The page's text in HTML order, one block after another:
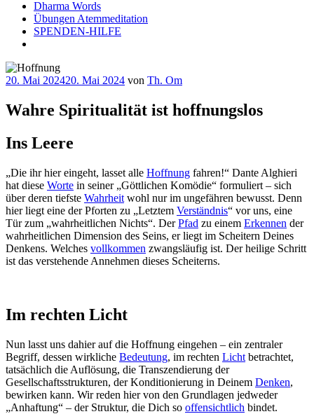
Dharma Words
Übungen Atemmeditation
SPENDEN-HILFE
Veröffentlicht
20. Mai 202420. Mai 2024 von Th. Om
Wahre Spiritualität ist hoffnungslos
Ins Leere
„Die ihr hier eingeht, lasset alle Hoffnung fahren!“ Dante Alghieri
hat diese Worte in seiner „Göttlichen Komödie“ formuliert – sich
über deren tiefste Wahrheit wohl nur im ungefähren bewusst. Denn
hier liegt eine der Pforten zu „Letztem Verständnis“ vor uns, eine
Tür zum „wahrheitlichen Nichts“. DerPfad zu einem Erkennen der
wahrheitlichen Dimension des Seins, er liegt im Scheitern Deines
Denkens. Welches vollkommen zwangsläufig ist. Der heilige Schritt
ist das verstehende Annehmen dieses Scheiterns.
Im rechten Licht
Nun lasst uns dahier auf die Hoffnung eingehen – ein zentraler
Begriff, dessen wirkliche Bedeutung, im rechten Licht betrachtet,
tatsächlich die Auflösung, die Transzendierung der
Gesellschaftsstrukturen, der Konditionierung in Deinem Denken,
bewirken kann. Wir reden hier von den Grundlagen jedweder
„Anhaftung“ – der Struktur, die Dich so offensichtlich bindet.